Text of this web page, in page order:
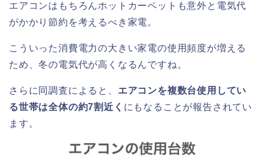
エアコンはもちろんホットカーペットも意外と電気代
がかかり節約を考えるべき家電。
こういった消費電力の大きい家電の使用頻度が増える
ため、冬の電気代が高くなるんですね。
さらに同調査によると、 エアコンを複数台使用してい
る世帯は全体の約7割近く にもなることが報告されてい
ます。